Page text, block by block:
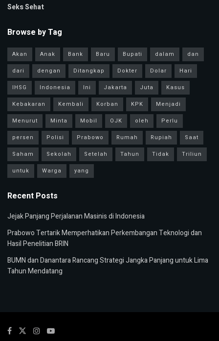
Seks Sehat
Browse by Tag
Akan Anak Bank Baru Bupati dalam
dan
dari
dengan Ditangkap Dokter Dolar
Hari
IHSG
Indonesia Ini Jakarta Juta
Kasus
Kebakaran
Kembali Korban KPK
Menjadi
Menurut
Minta Mobil OJK oleh
Perlu
persen
Polisi Prabowo Rumah Rupiah
Saat
Saham
Sekolah Setelah Tahun Tidak
Triliun
untuk
Warga yang
Recent Posts
Jejak Panjang Perjalanan Masinis di Indonesia
Prabowo Tertarik Memperhatikan Perkembangan Teknologi dan
Hasil Penelitian BRIN
BUMN dan Danantara Rancang Strategi Jangka Panjang untuk Lima
Tahun Mendatang